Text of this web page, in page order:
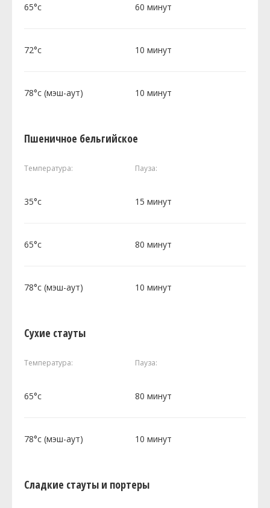
65°c 60 минут
72°c 10 минут
78°c (мэш-аут) 10 минут
Пшеничное бельгийское
Температура: Пауза:
35°c 15 минут
65°c 80 минут
78°c (мэш-аут) 10 минут
Сухие стауты
Температура: Пауза:
65°c 80 минут
78°c (мэш-аут) 10 минут
Сладкие стауты и портеры